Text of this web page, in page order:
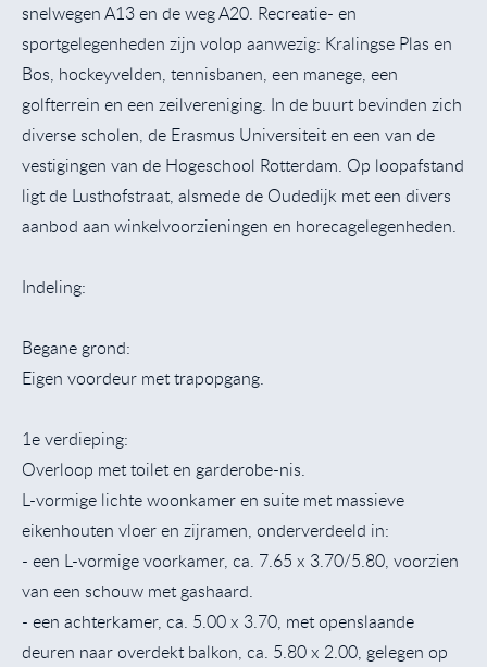
snelwegen A13 en de weg A20. Recreatie- en
sportgelegenheden zijn volop aanwezig: Kralingse Plas en
Bos, hockeyvelden, tennisbanen, een manege, een
golfterrein en een zeilvereniging. In de buurt bevinden zich
diverse scholen, de Erasmus Universiteit en een van de
vestigingen van de Hogeschool Rotterdam. Op loopafstand
ligt de Lusthofstraat, alsmede de Oudedijk met een divers
aanbod aan winkelvoorzieningen en horecagelegenheden.
Indeling:
Begane grond:
Eigen voordeur met trapopgang.
1e verdieping:
Overloop met toilet en garderobe-nis.
L-vormige lichte woonkamer en suite met massieve
eikenhouten vloer en zijramen, onderverdeeld in:
- een L-vormige voorkamer, ca. 7.65 x 3.70/5.80, voorzien
van een schouw met gashaard.
- een achterkamer, ca. 5.00 x 3.70, met openslaande
deuren naar overdekt balkon, ca. 5.80 x 2.00, gelegen op